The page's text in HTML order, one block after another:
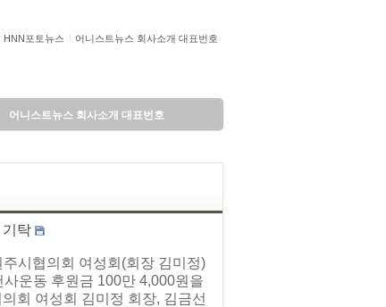
HNN포토뉴스 어니스트뉴스 회사소개 대표번호
어니스트뉴스 회사소개 대표번호
기탁
시협의회 여성회(회장 김미정)
운동 후원금 100만 4,000원을
회 여성회 김미정 회장, 김금선